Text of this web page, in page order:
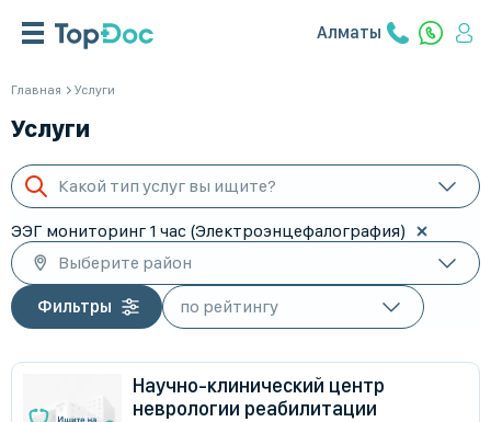
Алматы
Главная Услуги
Услуги
Какой тип услуг вы ищите?
ЭЭГ мониторинг 1 час (Электроэнцефалография)
Выберите район
Фильтры
Научно-клинический центр
неврологии реабилитации